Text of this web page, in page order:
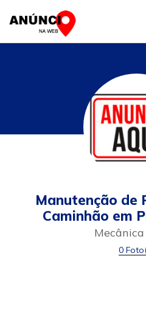
Manutenção de
Caminhão em
Mecânica
0